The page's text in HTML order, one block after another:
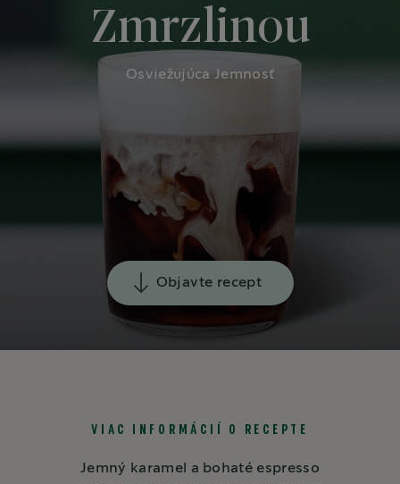
Zmrzlinou
Osviežujúca Jemnosť
Objavte recept
VIAC INFORMÁCIÍ O RECEPTE
Jemný karamel a bohaté espresso